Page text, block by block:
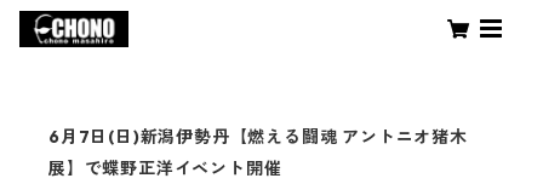
6月7日(日)新潟伊勢丹【燃える闘魂 アントニオ猪木
展】で蝶野正洋イベント開催